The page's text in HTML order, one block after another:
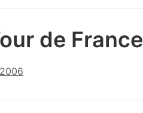
de France